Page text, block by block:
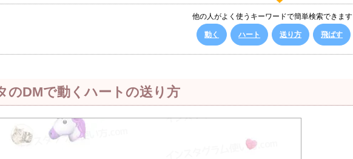
他の人がよく使うキーワードで簡単検索できます
動く ハート 送り方 飛ばす
のDMで動くハートの送り方